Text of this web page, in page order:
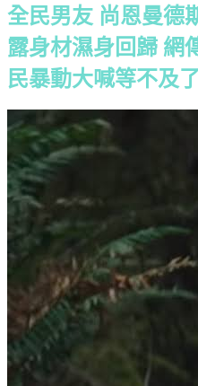
全民男友 尚恩曼德
露身材濕身回歸 網
民暴動大喊等不及了